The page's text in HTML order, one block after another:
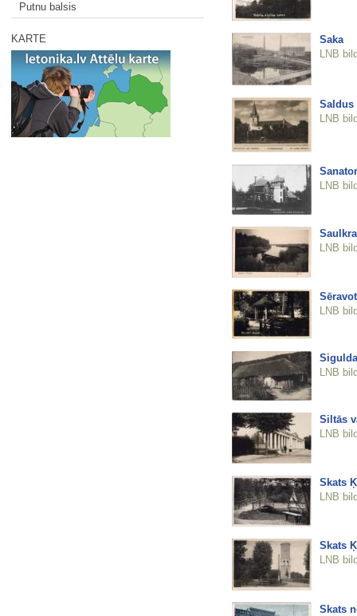
Putnu balsis
KARTE
Saka
LNB
Saldus
LNB
LNB
LNB
LNB
Sigulda
LNB
Siltās
LNB
Skats
LNB
Skats
LNB
Skats